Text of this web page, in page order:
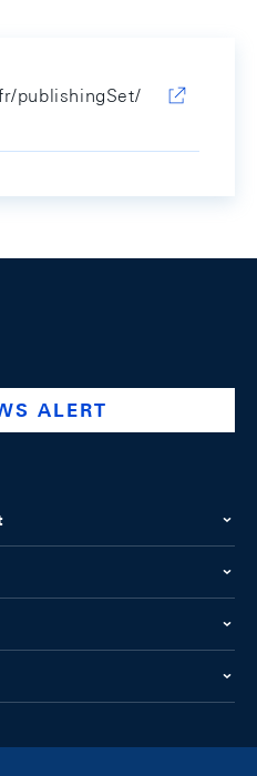
publishingSet/
company/swiss-national-
@swissnationalbank
ALERT